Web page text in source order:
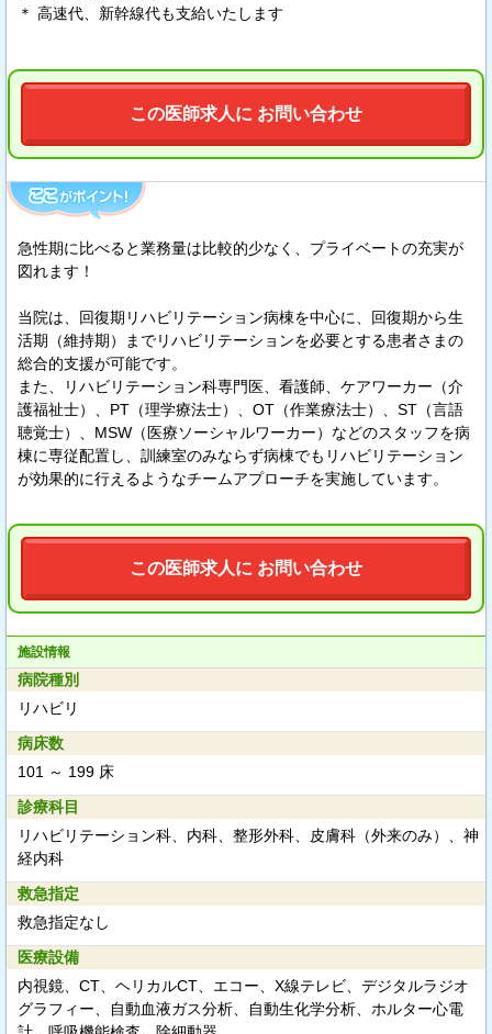
＊ 高速代、新幹線代も支給いたします
この医師求人に お問い合わせ
急性期に比べると業務量は比較的少なく、プライベートの充実が
図れます！
当院は、回復期リハビリテーション病棟を中心に、回復期から生
活期（維持期）までリハビリテーションを必要とする患者さまの
総合的支援が可能です。
また、リハビリテーション科専門医、看護師、ケアワーカー（介
護福祉士）、PT（理学療法士）、OT（作業療法士）、ST（言語
聴覚士）、MSW（医療ソーシャルワーカー）などのスタッフを病
棟に専従配置し、訓練室のみならず病棟でもリハビリテーション
が効果的に行えるようなチームアプローチを実施しています。
この医師求人に お問い合わせ
施設情報
病院種別
リハビリ
病床数
101 ～ 199 床
診療科目
リハビリテーション科、内科、整形外科、皮膚科（外来のみ）、神
経内科
救急指定
救急指定なし
医療設備
内視鏡、CT、ヘリカルCT、エコー、X線テレビ、デジタルラジオ
グラフィー、自動血液ガス分析、自動生化学分析、ホルター心電